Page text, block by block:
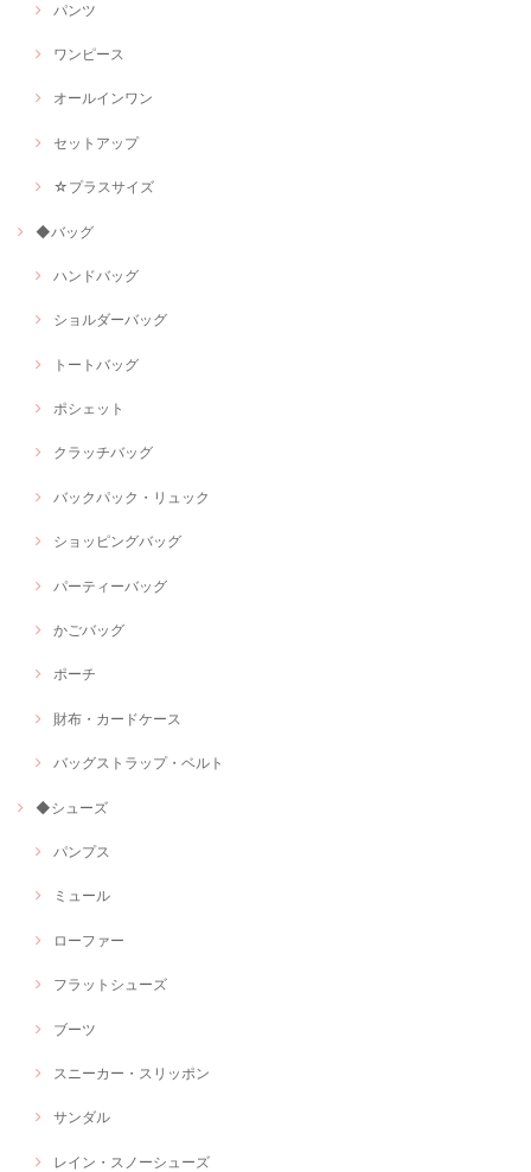
パンツ
ワンピース
オールインワン
セットアップ
☆プラスサイズ
◆バッグ
ハンドバッグ
ショルダーバッグ
トートバッグ
ポシェット
クラッチバッグ
バックパック・リュック
ショッピングバッグ
パーティーバッグ
かごバッグ
ポーチ
財布・カードケース
バッグストラップ・ベルト
◆シューズ
パンプス
ミュール
ローファー
フラットシューズ
ブーツ
スニーカー・スリッポン
サンダル
レイン・スノーシューズ